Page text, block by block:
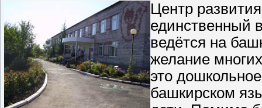
Центр
единственный
ведётся на
желание
это
башкирском